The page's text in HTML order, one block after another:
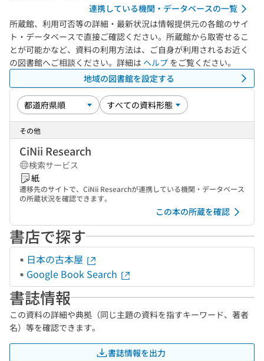
連携している機関・データベースの一覧
所蔵館、利用可否等の詳細・最新状況は情報提供元の各館のサイ
ト・データベースで直接ご確認ください。所蔵館から取寄せるこ
とが可能かなど、資料の利用方法は、ご自身が利用されるお近く
の図書館へご相談ください。詳細は ヘルプ をご覧ください。
地域の図書館を設定する
その他
CiNii Research
検索サービス
紙
遷移先のサイトで、CiNii Researchが連携している機関・データベース
の所蔵状況を確認できます。
この本の所蔵を確認
書店で探す
日本の古本屋
Google Book Search
書誌情報
この資料の詳細や典拠（同じ主題の資料を指すキーワード、著者
名）等を確認できます。
書誌情報を出力